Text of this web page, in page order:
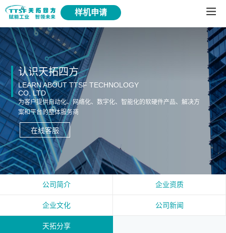
样机申请
认识天拓四方
LEARN ABOUT TTSF TECHNOLOGY
CO, LTD
为客户提供自动化、网络化、数字化、智能化的软硬件产品、解决方
案和平台的整体服务商
在线客服
公司简介 企业资质
企业文化 公司新闻
天拓分享